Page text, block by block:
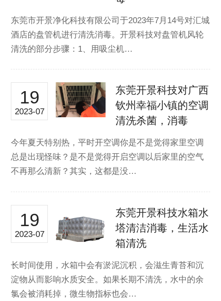
东莞市开景净化科技有限公司于2023年7月14号对汇城
酒店的盘管机进行清洗消毒。开景科技对盘管机风轮
清洗的部分步骤：1、用吸尘机…
19
2023-07
东莞开景科技对广西
钦州幸福小镇的空调
清洗杀菌，消毒
今年夏天特别热，平时开空调你是不是觉得家里空调
总是出现怪味？是不是觉得开启空调以后家里的空气
不再那么清新？其实，这都是没…
19
2023-07
东莞开景科技水箱水
塔清洁消毒，生活水
箱清洗
长时间使用，水箱中会有淤泥沉积，会滋生青苔和沉
淀物从而影响水质安全。如果长期不清洗，水中的余
氯会被消耗掉，微生物指标也会…